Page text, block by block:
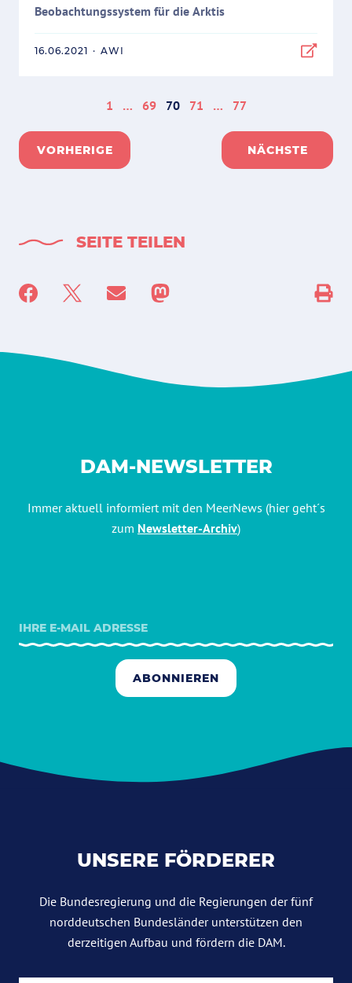
Beobachtungssystem für die Arktis
16.06.2021 · AWI
VORHERIGE
1 … 69 70 71 … 77
NÄCHSTE
SEITE TEILEN
DAM-NEWSLETTER
Immer aktuell informiert mit den MeerNews (hier geht´s
zum Newsletter-Archiv)
ABONNIEREN
UNSERE FÖRDERER
Die Bundesregierung und die Regierungen der fünf
norddeutschen Bundesländer unterstützen den
derzeitigen Aufbau und fördern die DAM.